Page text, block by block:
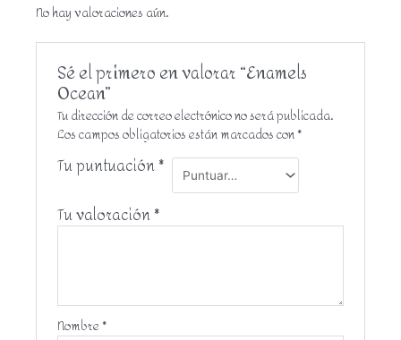
No hay valoraciones aún.
Sé el primero en valorar “Enamels
Ocean”
Tu dirección de correo electrónico no será publicada.
Los campos obligatorios están marcados con*
Tu puntuación*
Tu valoración*
Nombre*